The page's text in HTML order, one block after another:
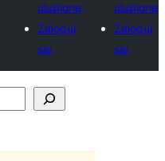
ulubione
Zaloguj
się
ulubione
Zaloguj
się